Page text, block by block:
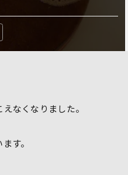
なくなりました。
す。